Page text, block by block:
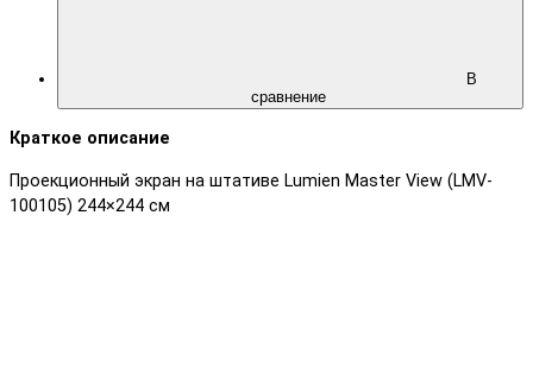
В
сравнение
Краткое описание
Проекционный экран на штативе Lumien Master View (LMV-
100105) 244×244 см